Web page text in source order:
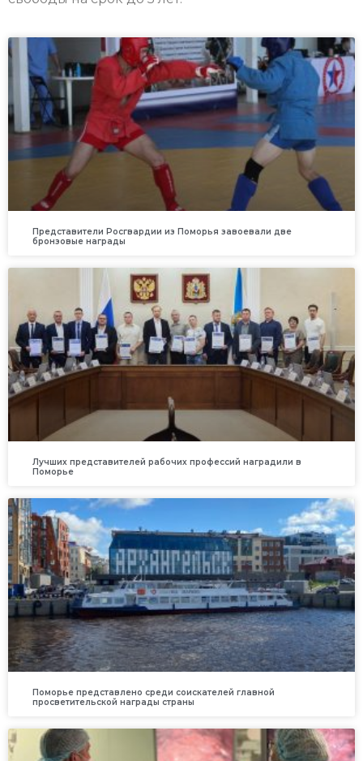
Представители Росгвардии из Поморья завоевали две
бронзовые награды
Лучших представителей рабочих профессий наградили в
Поморье
Поморье представлено среди соискателей главной
просветительской награды страны